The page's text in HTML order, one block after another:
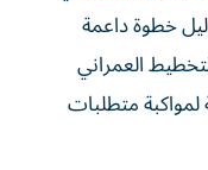
خطوة داعمة
العمراني
لمواكبة متطلبات